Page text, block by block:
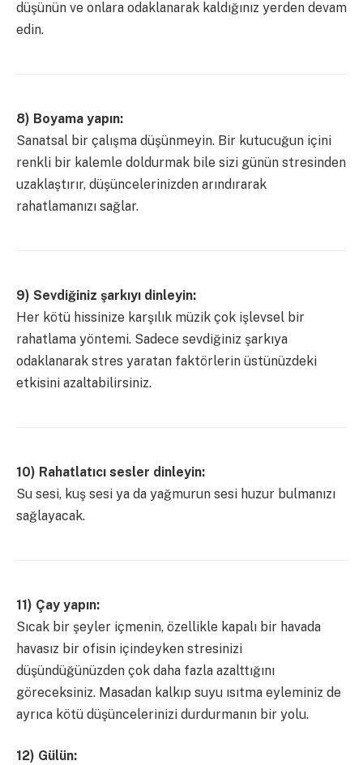
düşünün ve onlara odaklanarak kaldığınız yerden devam
edin.
8) Boyama yapın:
Sanatsal bir çalışma düşünmeyin. Bir kutucuğun içini
renkli bir kalemle doldurmak bile sizi günün stresinden
uzaklaştırır, düşüncelerinizden arındırarak
rahatlamanızı sağlar.
9) Sevdiğiniz şarkıyı dinleyin:
Her kötü hissinize karşılık müzik çok işlevsel bir
rahatlama yöntemi. Sadece sevdiğiniz şarkıya
odaklanarak stres yaratan faktörlerin üstünüzdeki
etkisini azaltabilirsiniz.
10) Rahatlatıcı sesler dinleyin:
Su sesi, kuş sesi ya da yağmurun sesi huzur bulmanızı
sağlayacak.
11) Çay yapın:
Sıcak bir şeyler içmenin, özellikle kapalı bir havada
havasız bir ofisin içindeyken stresinizi
düşündüğünüzden çok daha fazla azalttığını
göreceksiniz. Masadan kalkıp suyu ısıtma eyleminiz de
ayrıca kötü düşüncelerinizi durdurmanın bir yolu.
12) Gülün: